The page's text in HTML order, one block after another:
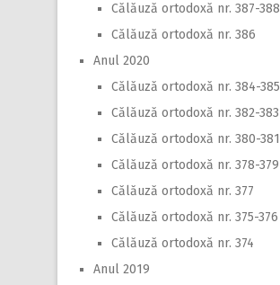
Călăuză ortodoxă nr. 387-388
Călăuză ortodoxă nr. 386
Anul 2020
Călăuză ortodoxă nr. 384-385
Călăuză ortodoxă nr. 382-383
Călăuză ortodoxă nr. 380-381
Călăuză ortodoxă nr. 378-379
Călăuză ortodoxă nr. 377
Călăuză ortodoxă nr. 375-376
Călăuză ortodoxă nr. 374
Anul 2019